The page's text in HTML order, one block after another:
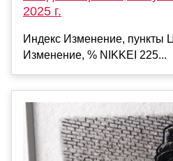
2025 г.
Индекс Изменение, пункты
Изменение, % NIKKEI 225...